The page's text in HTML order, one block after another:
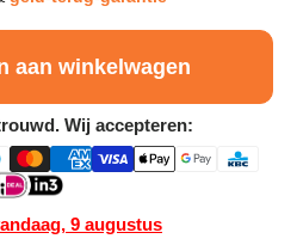
aan winkelwagen
Wij accepteren:
9 augustus